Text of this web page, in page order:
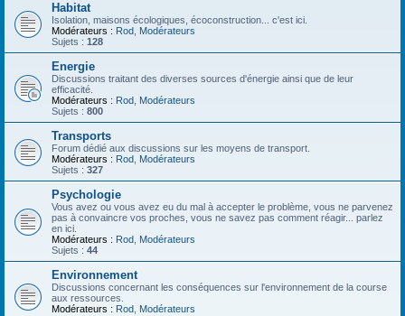
Habitat
Isolation, maisons écologiques, écoconstruction... c'est ici.
Modérateurs : Rod Modérateurs
Sujets : 128
Energie
Discussions traitant des diverses sources d'énergie ainsi que de leur
efficacité.
Modérateurs : Rod Modérateurs
Sujets : 800
Transports
Forum dédié aux discussions sur les moyens de transport.
Modérateurs : Rod Modérateurs
Sujets : 327
Psychologie
Vous avez ou vous avez eu du mal à accepter le problème, vous ne parvenez
pas à convaincre vos proches, vous ne savez pas comment réagir... parlez
en ici.
Modérateurs : Rod Modérateurs
Sujets : 44
Environnement
Discussions concernant les conséquences sur l'environnement de la course
aux ressources.
Modérateurs : Rod Modérateurs